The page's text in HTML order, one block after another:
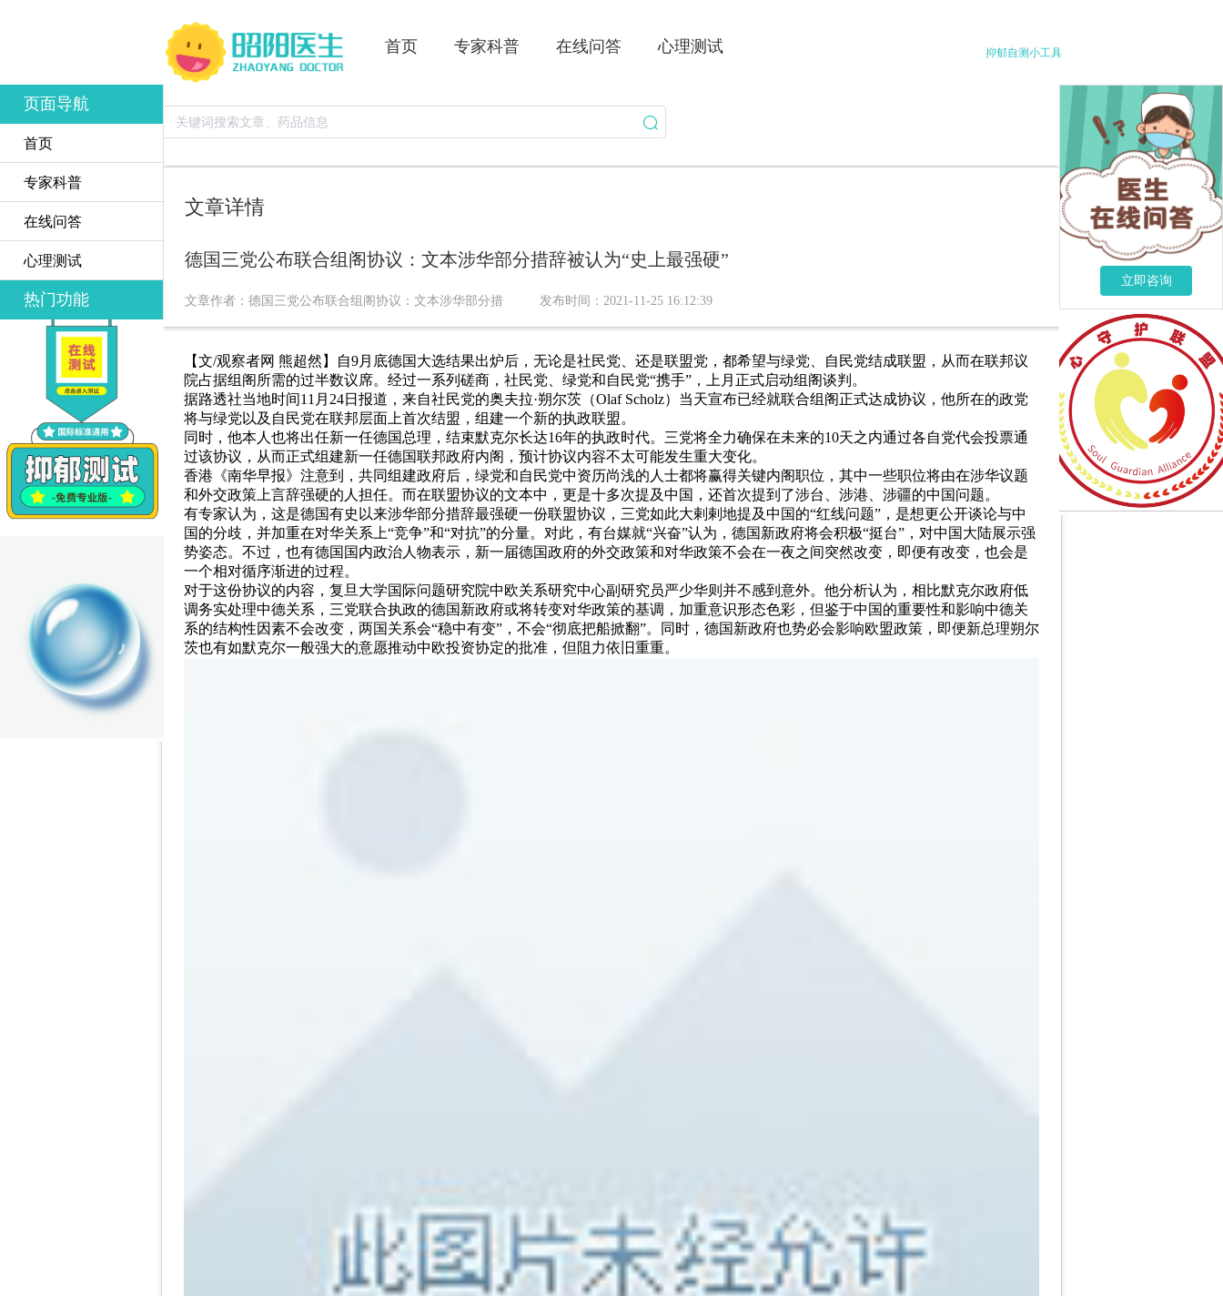
首页 专家科普 在线问答 心理测试 抑郁自测小工具
文章详情
德国三党公布联合组阁协议：文本涉华部分措辞被认为“史上最强硬”
文章作者：德国三党公布联合组阁协议：文本涉华部分措 发布时间：2021-11-25 16:12:39
【文/观察者网 熊超然】自9月底德国大选结果出炉后，无论是社民党、还是联盟党，都希望与绿党、自民党结成联盟，从而在联邦议
院占据组阁所需的过半数议席。经过一系列磋商，社民党、绿党和自民党“携手”，上月正式启动组阁谈判。
据路透社当地时间11月24日报道，来自社民党的奥夫拉·朔尔茨（Olaf Scholz）当天宣布已经就联合组阁正式达成协议，他所在的政党
将与绿党以及自民党在联邦层面上首次结盟，组建一个新的执政联盟。
同时，他本人也将出任新一任德国总理，结束默克尔长达16年的执政时代。三党将全力确保在未来的10天之内通过各自党代会投票通
过该协议，从而正式组建新一任德国联邦政府内阁，预计协议内容不太可能发生重大变化。
香港《南华早报》注意到，共同组建政府后，绿党和自民党中资历尚浅的人士都将赢得关键内阁职位，其中一些职位将由在涉华议题
和外交政策上言辞强硬的人担任。而在联盟协议的文本中，更是十多次提及中国，还首次提到了涉台、涉港、涉疆的中国问题。
有专家认为，这是德国有史以来涉华部分措辞最强硬一份联盟协议，三党如此大剌剌地提及中国的“红线问题”，是想更公开谈论与中
国的分歧，并加重在对华关系上“竞争”和“对抗”的分量。对此，有台媒就“兴奋”认为，德国新政府将会积极“挺台”，对中国大陆展示强
势姿态。不过，也有德国国内政治人物表示，新一届德国政府的外交政策和对华政策不会在一夜之间突然改变，即便有改变，也会是
一个相对循序渐进的过程。
对于这份协议的内容，复旦大学国际问题研究院中欧关系研究中心副研究员严少华则并不感到意外。他分析认为，相比默克尔政府低
调务实处理中德关系，三党联合执政的德国新政府或将转变对华政策的基调，加重意识形态色彩，但鉴于中国的重要性和影响中德关
系的结构性因素不会改变，两国关系会“稳中有变”，不会“彻底把船掀翻”。同时，德国新政府也势必会影响欧盟政策，即便新总理朔尔
茨也有如默克尔一般强大的意愿推动中欧投资协定的批准，但阻力依旧重重。
立即咨询
页面导航
首页
专家科普
在线问答
心理测试
热门功能